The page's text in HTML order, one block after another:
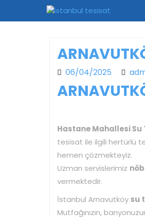
06/04/2025 06/04/
Hastane Mahallesi Su
tesisat ile ilgili hertürlü
hemen çözmekteyiz.
Uzman servislerimiz
vermektedir.
İstanbul Arnavutköy su
Mutfağınızın,